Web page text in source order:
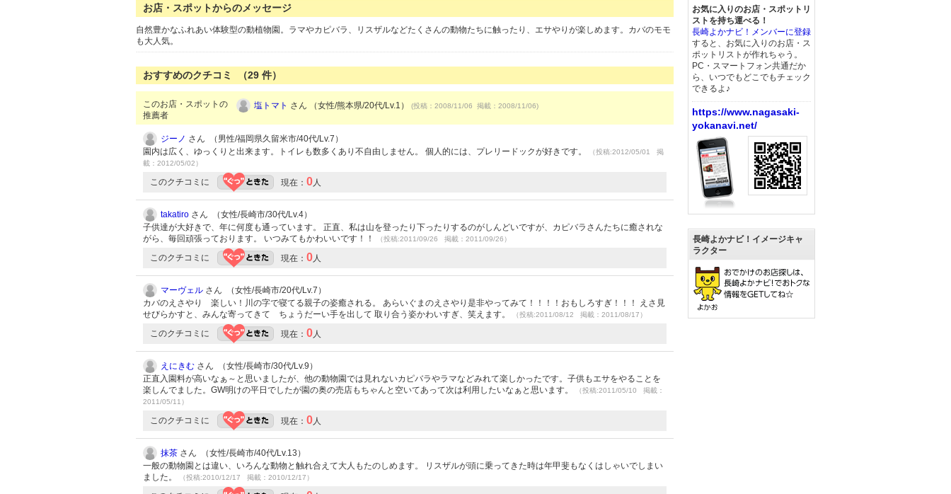
お店・スポットからのメッセージ
自然豊かなふれあい体験型の動植物園。ラマやカピバラ、リスザルなどたくさんの動物たちに触ったり、エサやりが楽しめます。カバのモモ
も大人気。
おすすめのクチコミ （29 件）
このお店・スポットの
推薦者
塩トマト さん （女性/熊本県/20代/Lv.1） (投稿：2008/11/06 掲載：2008/11/06)
ジーノ さん （男性/福岡県久留米市/40代/Lv.7）
園内は広く、ゆっくりと出来ます。トイレも数多くあり不自由しません。 個人的には、プレリードックが好きです。
（投稿:2012/05/01 掲
載：2012/05/02）
このクチコミに 現在： 0人
takatiro さん （女性/長崎市/30代/Lv.4）
子供達が大好きで、年に何度も通っています。 正直、私は山を登ったり下ったりするのがしんどいですが、カピバラさんたちに癒されな
がら、毎回頑張っております。 いつみてもかわいいです！！
（投稿:2011/09/26 掲載：2011/09/26）
このクチコミに 現在： 0人
マーヴェル さん （女性/長崎市/20代/Lv.7）
カバのえさやり 楽しい！川の字で寝てる親子の姿癒される。 あらいぐまのえさやり是非やってみて！！！！おもしろすぎ！！！ えさ見
せびらかすと、みんな寄ってきて ちょうだーい手を出して 取り合う姿かわいすぎ、笑えます。
（投稿:2011/08/12 掲載：2011/08/17）
このクチコミに 現在： 0人
えにきむ さん （女性/長崎市/30代/Lv.9）
正直入園料が高いなぁ～と思いましたが、他の動物園では見れないカピバラやラマなどみれて楽しかったです。子供もエサをやることを
楽しんでました。GW明けの平日でしたが園の奥の売店もちゃんと空いてあって次は利用したいなぁと思います。
（投稿:2011/05/10 掲載：
2011/05/11）
このクチコミに 現在： 0人
抹茶 さん （女性/長崎市/40代/Lv.13）
一般の動物園とは違い、いろんな動物と触れ合えて大人もたのしめます。 リスザルが頭に乗ってきた時は年甲斐もなくはしゃいでしまい
ました。
（投稿:2010/12/17 掲載：2010/12/17）
お気に入りのお店・スポットリ
ストを持ち運べる！
長崎よかナビ！メンバーに登録
すると、お気に入りのお店・ス
ポットリストが作れちゃう。
PC・スマートフォン共通だか
ら、いつでもどこでもチェック
できるよ♪
https://www.nagasaki-
yokanavi.net/
長崎よかナビ！イメージキャ
ラクター